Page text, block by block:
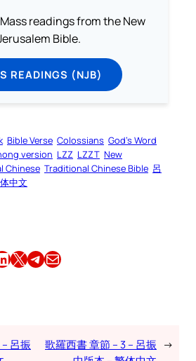
readings from the New
Bible.
READINGS (NJB)
Bible Verse Colossians God’s Word
version LZZ LZZT New
Chinese Traditional Chinese Bible 呂
中文
Share this article on X Share this article on TelegramEmail this Article
呂振
歌羅西書 章節 – 3 – 呂振 →